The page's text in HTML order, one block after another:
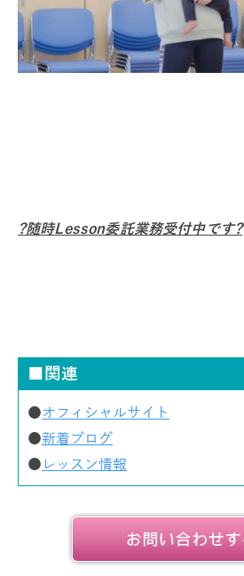
?随時Lesson委託業務受付中です?
■関連
●オフィシャルサイト
●新着ブログ
●レッスン情報